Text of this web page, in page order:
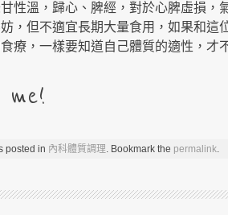
性溫，歸心、脾經，對於心脾虛損，
，但不適宜長期大量食用，如果和這
療，一樣要知道自己體質的適性，才
posted in 內科體質調理. Bookmark the permalink.